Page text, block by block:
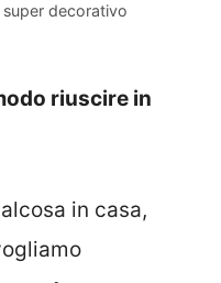
decorativo
riuscire in
in casa,